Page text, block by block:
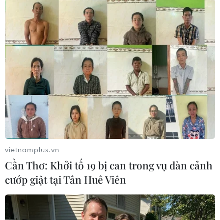
tìm cách đến Mỹ trước
ngày ông Donald Trump
nhậm chức
Khoảng 5.000 người di cư đến từ Venezuela,
Colombia, Ecuador, Honduras, El Salvador và
Guatemala, khởi hành từ sáng sớm và nghỉ ngơi ở
thị trấn Huehuetán, cách thành phố Tapachula,
Mexico 26 km.
(TTXVN/Vietnam+)
vietnamplus.vn
Cần Thơ: Khởi tố 19 bị can trong vụ dàn cảnh
cướp giật tại Tân Huê Viên